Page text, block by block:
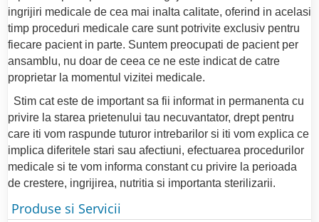
ingrijiri medicale de cea mai inalta calitate, oferind in acelasi
timp proceduri medicale care sunt potrivite exclusiv pentru
fiecare pacient in parte. Suntem preocupati de pacient per
ansamblu, nu doar de ceea ce ne este indicat de catre
proprietar la momentul vizitei medicale.
Stim cat este de important sa fii informat in permanenta cu
privire la starea prietenului tau necuvantator, drept pentru
care iti vom raspunde tuturor intrebarilor si iti vom explica ce
implica diferitele stari sau afectiuni, efectuarea procedurilor
medicale si te vom informa constant cu privire la perioada
de crestere, ingrijirea, nutritia si importanta sterilizarii.
Produse si Servicii